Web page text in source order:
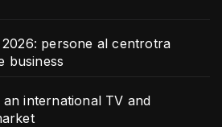
persone al centrotra
business
international TV and